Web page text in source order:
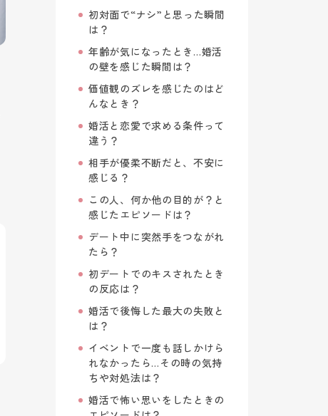
初対面で“ナシ”と思った瞬間
は？
年齢が気になったとき…婚活
の壁を感じた瞬間は？
価値観のズレを感じたのはど
んなとき？
婚活と恋愛で求める条件って
違う？
相手が優柔不断だと、不安に
感じる？
この人、何か他の目的が？と
感じたエピソードは？
デート中に突然手をつながれ
たら？
初デートでのキスされたとき
の反応は？
婚活で後悔した最大の失敗と
は？
イベントで一度も話しかけら
れなかったら…その時の気持
ちや対処法は？
婚活で怖い思いをしたときの